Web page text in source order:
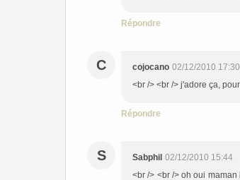
Répondre
C cojocano 02/12/2010 17:30
<br /> <br /> j'adore ça,
Répondre
S Sabphil 02/12/2010 15:44
<br /> <br /> oh oui